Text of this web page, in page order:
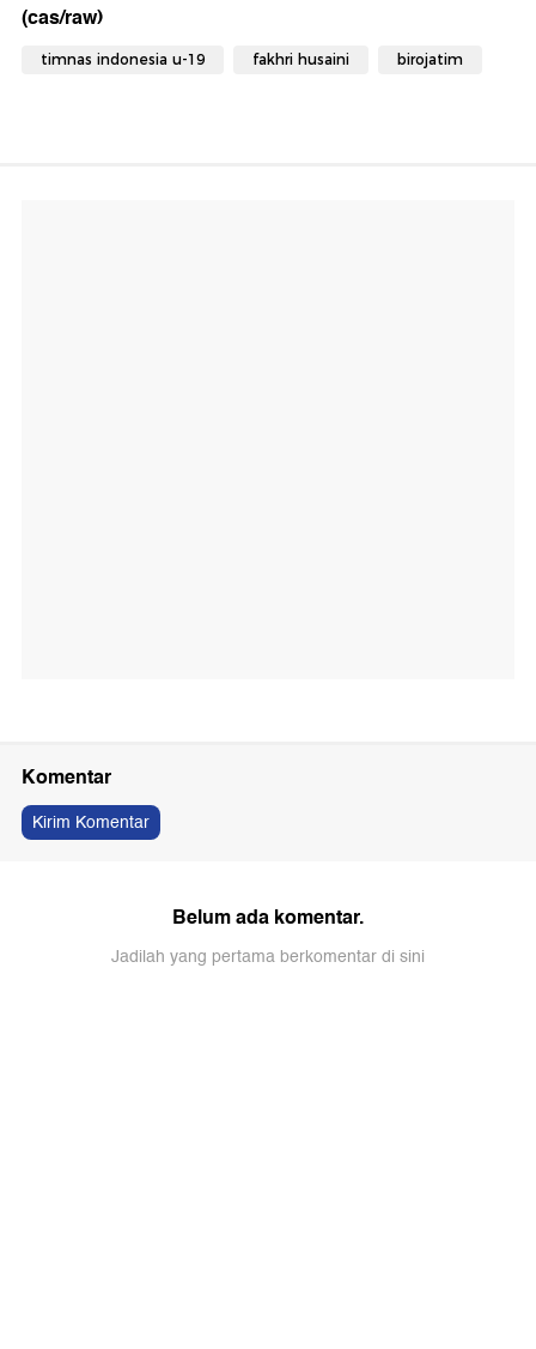
(cas/raw)
timnas indonesia u-19 fakhri husaini birojatim
Komentar
Kirim Komentar
Belum ada komentar.
Jadilah yang pertama berkomentar di sini